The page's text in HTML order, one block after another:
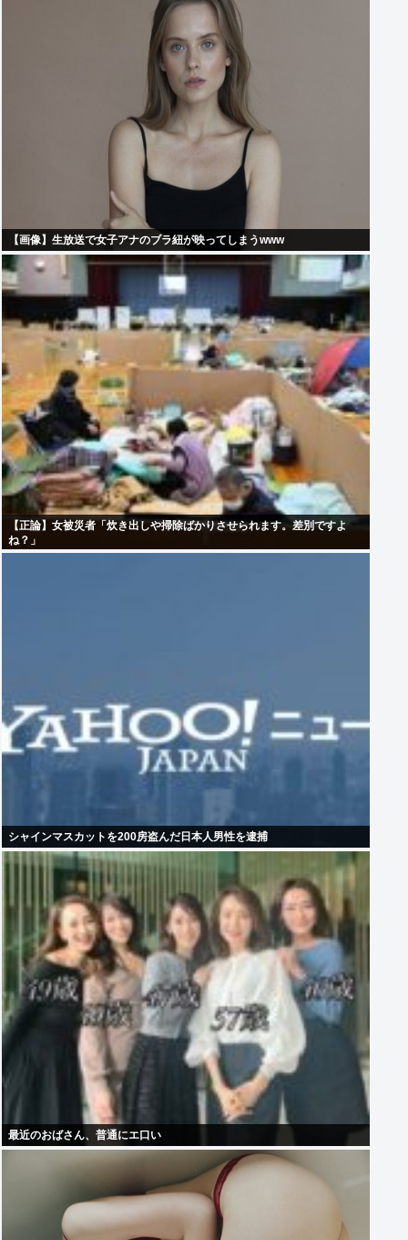
【画像】生放送で女子アナのブラ紐が映ってしまうwww
【正論】女被災者「炊き出しや掃除ばかりさせられます。差別ですよ
ね？」
シャインマスカットを200房盗んだ日本人男性を逮捕
最近のおばさん、普通にエ口い